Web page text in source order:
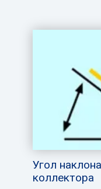
Угол
коллектора